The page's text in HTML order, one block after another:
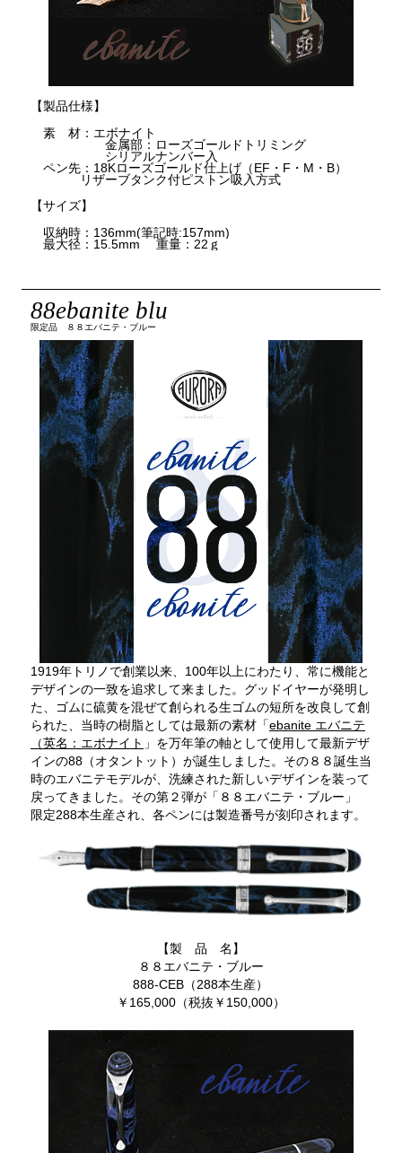
【製品仕様】
素 材：エボナイト
金属部：ローズゴールドトリミング
シリアルナンバー入
ペン先：18Kローズゴールド仕上げ（EF・F・M・B）
リザーブタンク付ピストン吸入方式
【サイズ】
収納時：136mm(筆記時:157mm)
最大径：15.5mm 重量：22ｇ
88ebanite blu
限定品 ８８エバニテ・ブルー
1919年トリノで創業以来、100年以上にわたり、常に機能と
デザインの一致を追求して来ました。グッドイヤーが発明し
た、ゴムに硫黄を混ぜて創られる生ゴムの短所を改良して創
られた、当時の樹脂としては最新の素材「 ebanite エバニテ
（英名：エボナイト 」を万年筆の軸として使用して最新デザ
インの88（オタントット）が誕生しました。その８８誕生当
時のエバニテモデルが、洗練された新しいデザインを装って
戻ってきました。その第２弾が「８８エバニテ・ブルー」
限定288本生産され、各ペンには製造番号が刻印されます。
【製 品 名】
８８エバニテ・ブルー
888-CEB（288本生産）
￥165,000（税抜￥150,000）